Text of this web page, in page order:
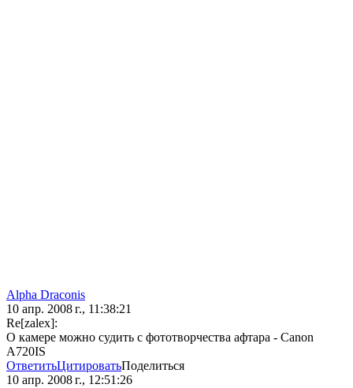
Alpha Draconis
10 апр. 2008 г., 11:38:21
Re[zalex]:
О камере можно судить с фототворчества афтара - Canon
A720IS
ОтветитьЦитироватьПоделиться
10 апр. 2008 г., 12:51:26